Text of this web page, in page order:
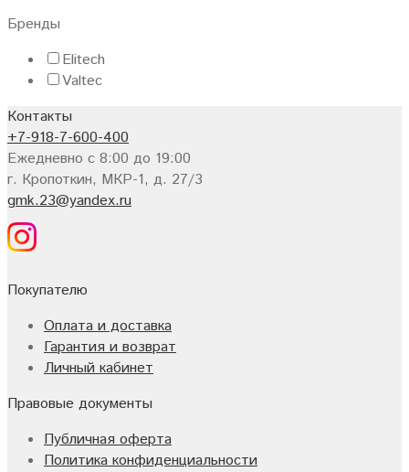
Бренды
Elitech
Valtec
Контакты
+7-918-7-600-400
Ежедневно с 8:00 до 19:00
г. Кропоткин, МКР-1, д. 27/3
gmk.23@yandex.ru
Покупателю
Оплата и доставка
Гарантия и возврат
Личный кабинет
Правовые документы
Публичная оферта
Политика конфиденциальности